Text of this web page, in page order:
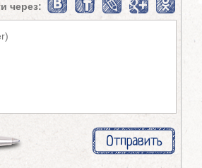
через: